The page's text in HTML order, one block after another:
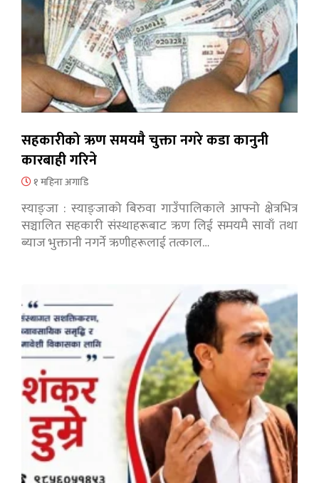
सहकारीको ऋण समयमै चुक्ता नगरे कडा कानुनी
कारबाही गरिने
१ महिना अगाडि
स्याङ्जा : स्याङ्जाको बिरुवा गाउँपालिकाले आफ्नो क्षेत्रभित्र
सञ्चालित सहकारी संस्थाहरूबाट ऋण लिई समयमै सावाँ तथा
ब्याज भुक्तानी नगर्ने ऋणीहरूलाई तत्काल…